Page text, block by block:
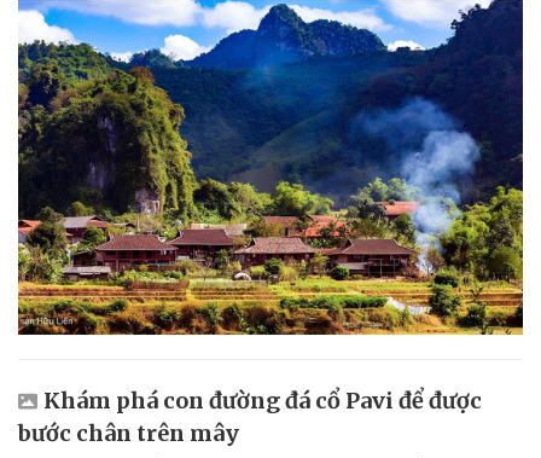
Khám phá con đường đá cổ Pavi để được
bước chân trên mây